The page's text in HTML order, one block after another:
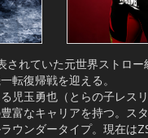
れていた元世界ストロ
転復帰戦を迎える。
児玉勇也（とらの子レス
富なキャリアを持つ。ス
ウンダータイプ。現在は